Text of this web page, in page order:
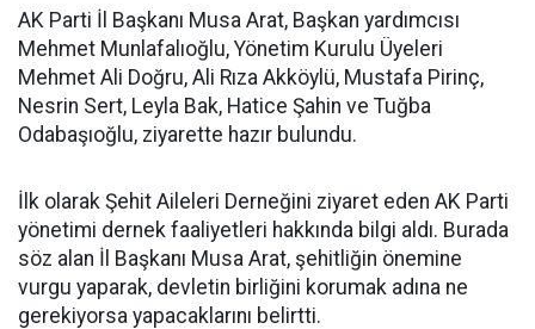
AK Parti İl Başkanı Musa Arat, Başkan yardımcısı
Mehmet Munlafalıoğlu, Yönetim Kurulu Üyeleri
Mehmet Ali Doğru, Ali Rıza Akköylü, Mustafa Pirinç,
Nesrin Sert, Leyla Bak, Hatice Şahin ve Tuğba
Odabaşıoğlu, ziyarette hazır bulundu.
İlk olarak Şehit Aileleri Derneğini ziyaret eden AK Parti
yönetimi dernek faaliyetleri hakkında bilgi aldı. Burada
söz alan İl Başkanı Musa Arat, şehitliğin önemine
vurgu yaparak, devletin birliğini korumak adına ne
gerekiyorsa yapacaklarını belirtti.